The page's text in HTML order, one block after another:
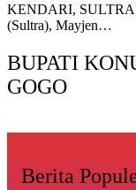
KENDARI,
(Sultra), Mayjen…
BUPATI
GOGO
Berita